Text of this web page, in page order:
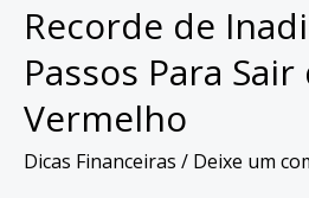
Recorde de
Passos Para Sair
Vermelho
Dicas Financeiras / Deixe um